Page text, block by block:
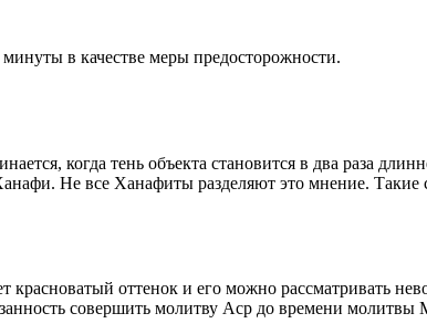
в качестве меры предосторожности.
когда тень объекта становится в два раза
Не все Ханафиты разделяют это мнение. Такие
красноватый оттенок и его можно рассматривать
совершить молитву Аср до времени